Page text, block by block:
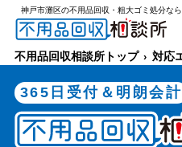
神戸市灘区の不用品回収・粗大ゴミ処分な
電話で無料お見
不用品回収相談所トップ 対応
365日受付＆明朗会計